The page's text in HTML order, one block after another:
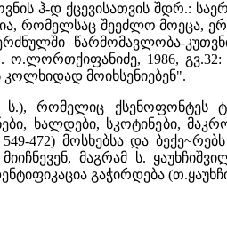
ჰ-დ ქცევისათვის შდრ.:
რომელსაც შეეძლო მოეცა,
წარმომავლობა-
ო.ლორთქიფანიძე, 1986,
კოლხიდად მოიხსენიებენ".
რომელიც ქსენოფონტეს
ხალდები, სკოტინები,
472) მოსხებსა და
მაგრამ ს.
გაჭირდება